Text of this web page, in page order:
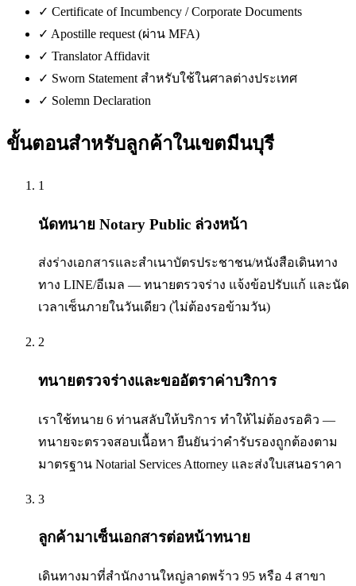
✓ Certificate of Incumbency / Corporate Documents
✓ Apostille request (ผ่าน MFA)
✓ Translator Affidavit
✓ Sworn Statement สำหรับใช้ในศาลต่างประเทศ
✓ Solemn Declaration
ขั้นตอนสำหรับลูกค้าในเขตมีนบุรี
1
นัดทนาย Notary Public ล่วงหน้า
ส่งร่างเอกสารและสำเนาบัตรประชาชน/หนังสือเดินทาง
ทาง LINE/อีเมล — ทนายตรวจร่าง แจ้งข้อปรับแก้ และนัด
เวลาเซ็นภายในวันเดียว (ไม่ต้องรอข้ามวัน)
2
ทนายตรวจร่างและขออัตราค่าบริการ
เราใช้ทนาย 6 ท่านสลับให้บริการ ทำให้ไม่ต้องรอคิว —
ทนายจะตรวจสอบเนื้อหา ยืนยันว่าคำรับรองถูกต้องตาม
มาตรฐาน Notarial Services Attorney และส่งใบเสนอราคา
3
ลูกค้ามาเซ็นเอกสารต่อหน้าทนาย
เดินทางมาที่สำนักงานใหญ่ลาดพร้าว 95 หรือ 4 สาขา